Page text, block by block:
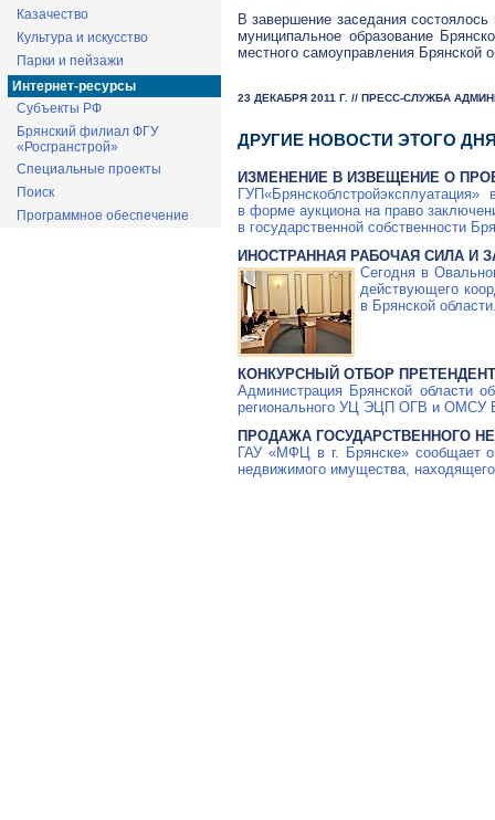
Казачество
Культура и искусство
Парки и пейзажи
Интернет-ресурсы
Субъекты РФ
Брянский филиал ФГУ
«Росгранстрой»
Специальные проекты
Поиск
Программное обеспечение
В завершение заседания
муниципальное образование
местного самоуправления Брянской
23 ДЕКАБРЯ 2011 Г. // ПРЕСС-СЛУЖБА
ДРУГИЕ НОВОСТИ ЭТОГО
ИЗМЕНЕНИЕ В ИЗВЕЩЕНИЕ О
в форме аукциона на право
в государственной собственности
ИНОСТРАННАЯ РАБОЧАЯ СИЛА И
Сегодня в
действующего
в Брянской
КОНКУРСНЫЙ ОТБОР
Администрация Брянской области
регионального УЦ ЭЦП ОГВ и ОМСУ
ПРОДАЖА ГОСУДАРСТВЕННОГО
ГАУ «МФЦ в г. Брянске» сообщает о
недвижимого имущества,